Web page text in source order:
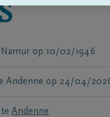
Namur op 10/02/1946
Andenne op 24/04/
Andenne